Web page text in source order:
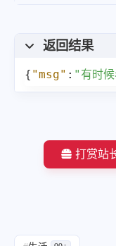
返回结果
{ "msg" : "有时
打赏站